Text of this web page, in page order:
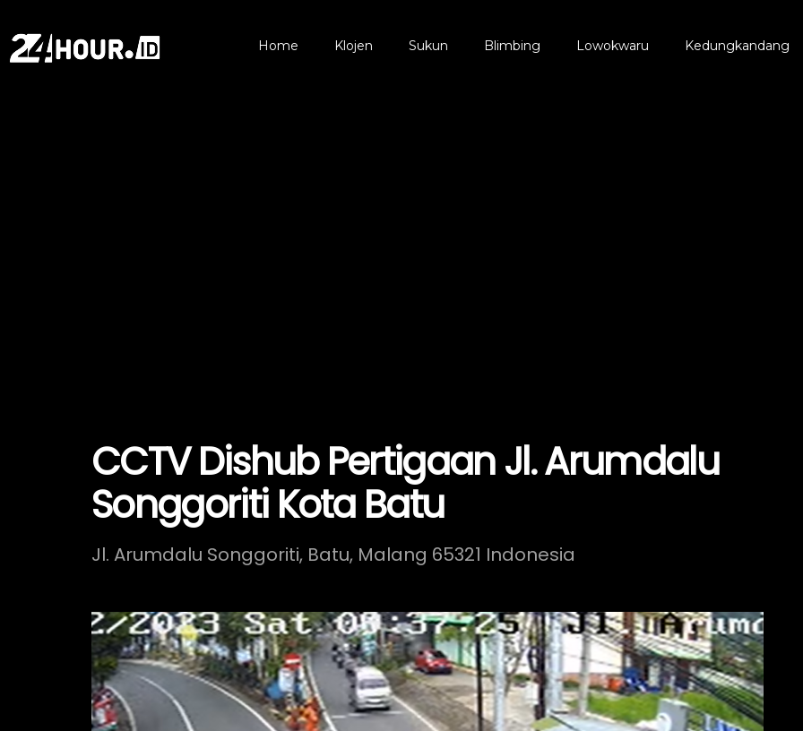
Home Klojen Sukun Blimbing Lowokwaru Kedungkandang
CCTV Dishub Pertigaan Jl. Arumdalu
Songgoriti Kota Batu
Jl. Arumdalu Songgoriti, Batu, Malang 65321 Indonesia